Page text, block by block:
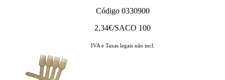
Código 0330900
2,34€/SACO 100
IVA e Taxas legais não incl.